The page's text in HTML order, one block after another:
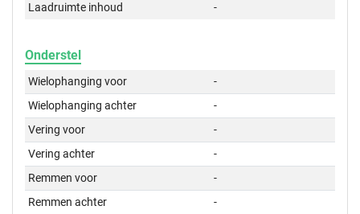
Laadruimte inhoud
-
Onderstel
Wielophanging voor
-
Wielophanging achter
-
Vering voor
-
Vering achter
-
Remmen voor
-
Remmen achter
-